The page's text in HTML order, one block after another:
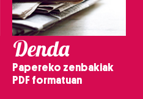
Denda
Papereko zenbakiak
PDF formatuan